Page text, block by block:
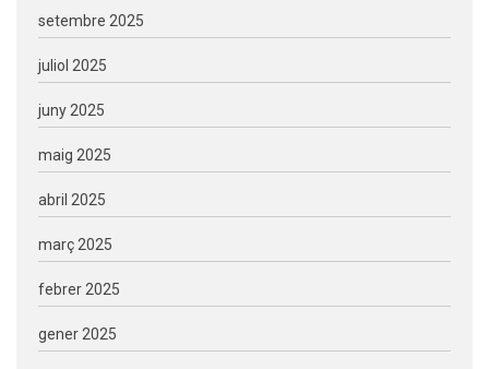
setembre 2025
juliol 2025
juny 2025
maig 2025
abril 2025
març 2025
febrer 2025
gener 2025